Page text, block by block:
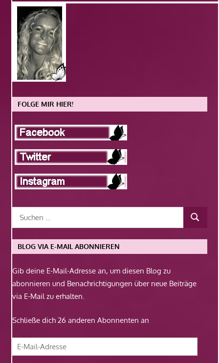
FOLGE MIR HIER!
BLOG VIA E-MAIL ABONNIEREN
Gib deine E-Mail-Adresse an, um diesen Blog zu
abonnieren und Benachrichtigungen über neue Beiträge
via E-Mail zu erhalten.
Schließe dich 26 anderen Abonnenten an
E-
Mail-